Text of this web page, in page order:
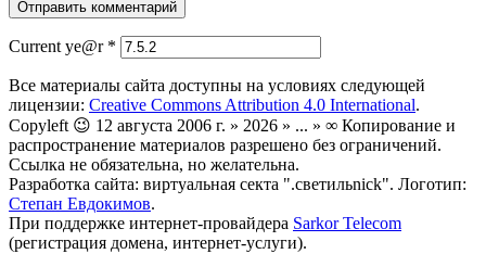
Current ye@r *
Все материалы сайта доступны на условиях следующей
лицензии: Creative Commons Attribution 4.0 International.
Copyleft 😉 12 августа 2006 г. » 2026 » ... » ∞ Копирование и
распространение материалов разрешено без ограничений.
Ссылка не обязательна, но желательна.
Разработка сайта: виртуальная секта ".светильnick". Логотип:
Степан Евдокимов.
При поддержке интернет-провайдера Sarkor Telecom
(регистрация домена, интернет-услуги).